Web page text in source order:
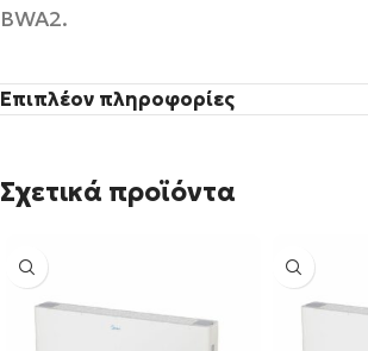
ΒWA2.
Επιπλέον πληροφορίες
Σχετικά προϊόντα